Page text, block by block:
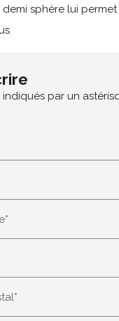
sphère lui permet
par un